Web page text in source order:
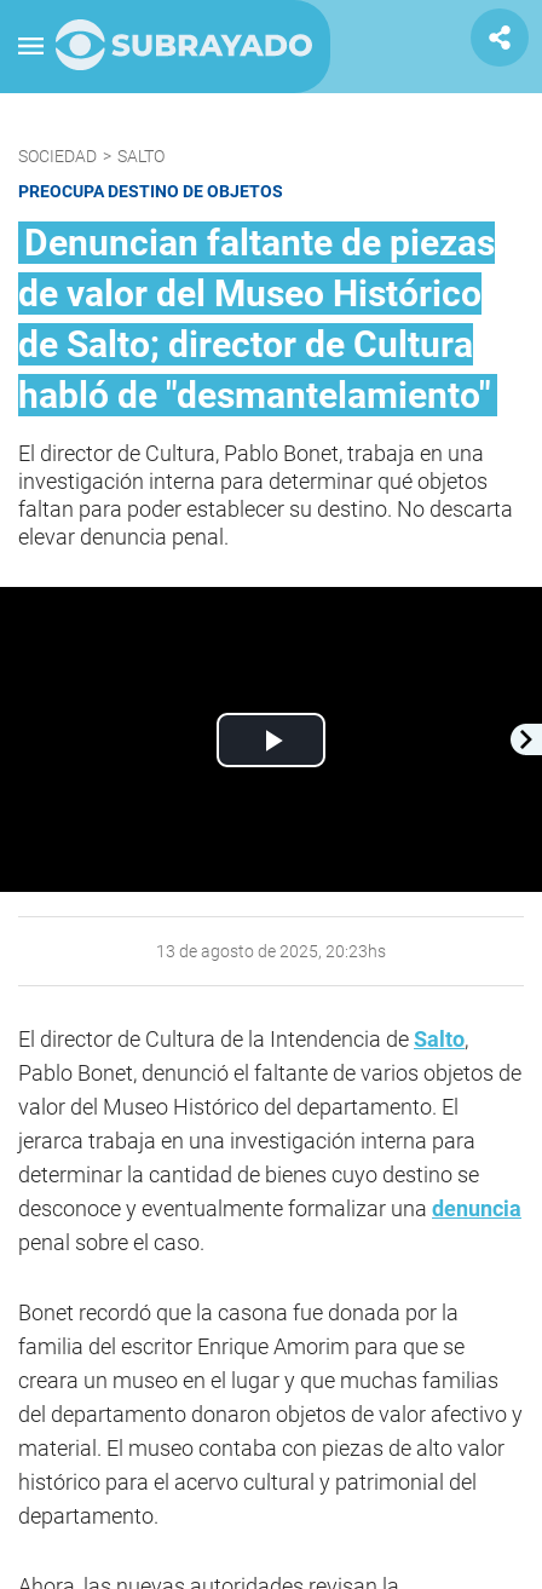
SOCIEDAD > SALTO
PREOCUPA DESTINO DE OBJETOS
Denuncian faltante de piezas
de valor del Museo Histórico
de Salto; director de Cultura
habló de "desmantelamiento"
El director de Cultura, Pablo Bonet, trabaja en una
investigación interna para determinar qué objetos
faltan para poder establecer su destino. No descarta
elevar denuncia penal.
Play
13 de agosto de 2025, 20:23hs
El director de Cultura de la Intendencia deSalto,
Pablo Bonet, denunció el faltante de varios objetos de
valor del Museo Histórico del departamento. El
jerarca trabaja en una investigación interna para
determinar la cantidad de bienes cuyo destino se
desconoce y eventualmente formalizar una denuncia
penal sobre el caso.
Bonet recordó que la casona fue donada por la
familia del escritor Enrique Amorim para que se
creara un museo en el lugar y que muchas familias
del departamento donaron objetos de valor afectivo y
material. El museo contaba con piezas de alto valor
histórico para el acervo cultural y patrimonial del
departamento.